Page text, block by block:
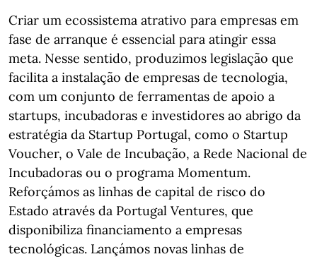
Criar um ecossistema atrativo para empresas em
fase de arranque é essencial para atingir essa
meta. Nesse sentido, produzimos legislação que
facilita a instalação de empresas de tecnologia,
com um conjunto de ferramentas de apoio a
startups, incubadoras e investidores ao abrigo da
estratégia da Startup Portugal, como o Startup
Voucher, o Vale de Incubação, a Rede Nacional de
Incubadoras ou o programa Momentum.
Reforçámos as linhas de capital de risco do
Estado através da Portugal Ventures, que
disponibiliza financiamento a empresas
tecnológicas. Lançámos novas linhas de